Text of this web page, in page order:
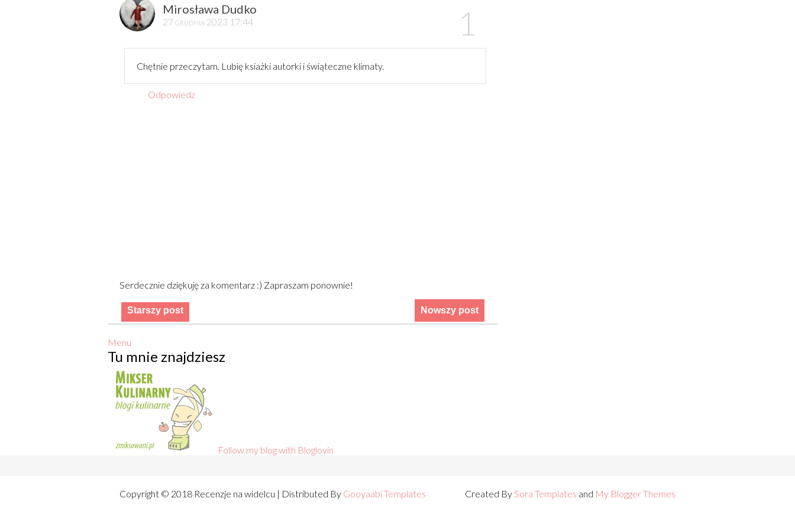
Mirosława Dudko
27 grudnia 2023 17:44
Chętnie przeczytam. Lubię ksiażki autorki i świąteczne klimaty.
Odpowiedz
Serdecznie dziękuję za komentarz :) Zapraszam ponownie!
Nowszy post
Starszy post
Menu
Tu mnie znajdziesz
Follow my blog with Bloglovin
Copyright © 2018 Recenzje na widelcu Created BySora Templates and My Blogger Themes
| Distributed By Gooyaabi Templates